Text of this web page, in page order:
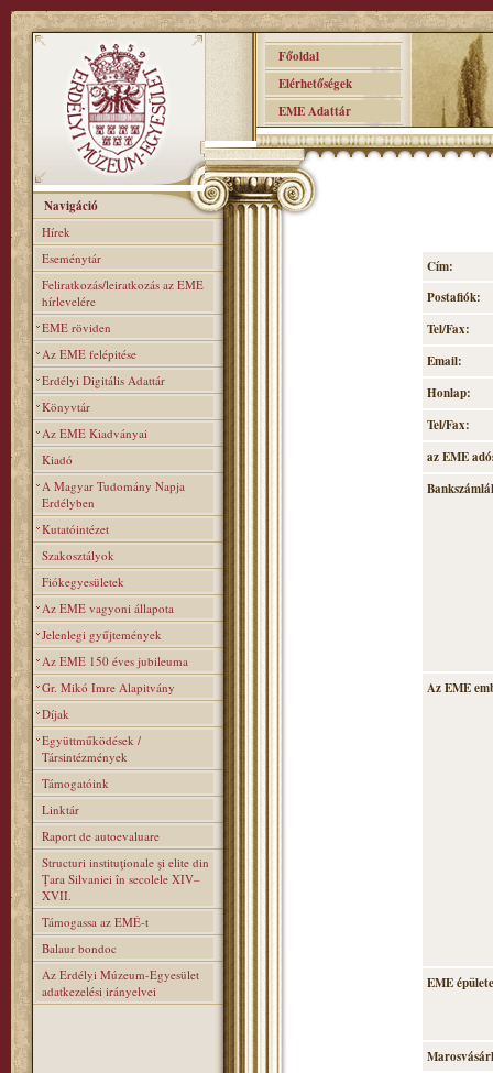
Főoldal
Elérhetőségek
EME Adattár
Navigáció
Hírek
Eseménytár
Feliratkozás/leiratkozás az EME
hírlevelére
EME röviden
Az EME felépitése
Erdélyi Digitális Adattár
Könyvtár
Az EME Kiadványai
Kiadó
A Magyar Tudomány Napja
Erdélyben
Kutatóintézet
Szakosztályok
Fiókegyesületek
Az EME vagyoni állapota
Jelenlegi gyűjtemények
Az EME 150 éves jubileuma
Gr. Mikó Imre Alapitvány
Díjak
Együttműködések /
Társintézmények
Támogatóink
Linktár
Raport de autoevaluare
Structuri instituţionale şi elite din
Ţara Silvaniei în secolele XIV–
XVII.
Támogassa az EMÉ-t
Balaur bondoc
Az Erdélyi Múzeum-Egyesület
adatkezelési irányelvei
Cím:
Postafiók:
Tel/Fax:
Email:
Honlap:
Tel/Fax:
az EME
Az EME
EME